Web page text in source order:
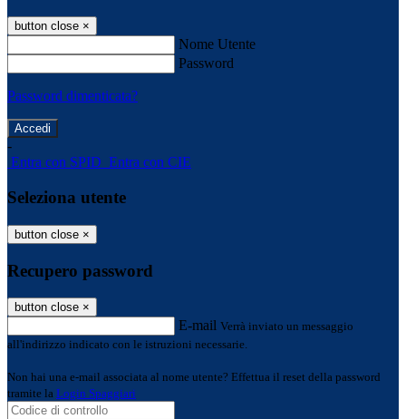
button close ×
Nome Utente
Password
Password dimenticata?
-
Entra con SPID Entra con CIE
Seleziona utente
button close ×
Recupero password
button close ×
E-mail Verrà inviato un messaggio
all'indirizzo indicato con le istruzioni necessarie.
Non hai una e-mail associata al nome utente? Effettua il reset della password
tramite la Login Spaggiari